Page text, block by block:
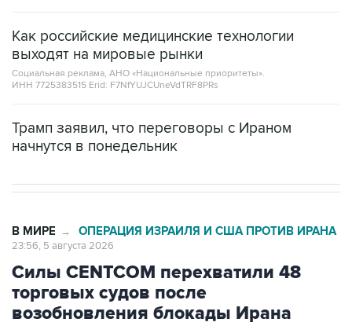
Как российские медицинские технологии
выходят на мировые рынки
Социальная реклама, АНО «Национальные приоритеты».
ИНН 7725383515 Erid: F7NfYUJCUneVdTRF8PRs
Трамп заявил, что переговоры с Ираном
начнутся в понедельник
В МИРЕ → ОПЕРАЦИЯ ИЗРАИЛЯ И США ПРОТИВ ИРАНА
23:56, 5 августа 2026
Силы CENTCOM перехватили 48
торговых судов после
возобновления блокады Ирана